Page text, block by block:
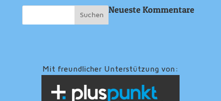
Neueste Kommentare
Mit freundlicher Unterstützung von: